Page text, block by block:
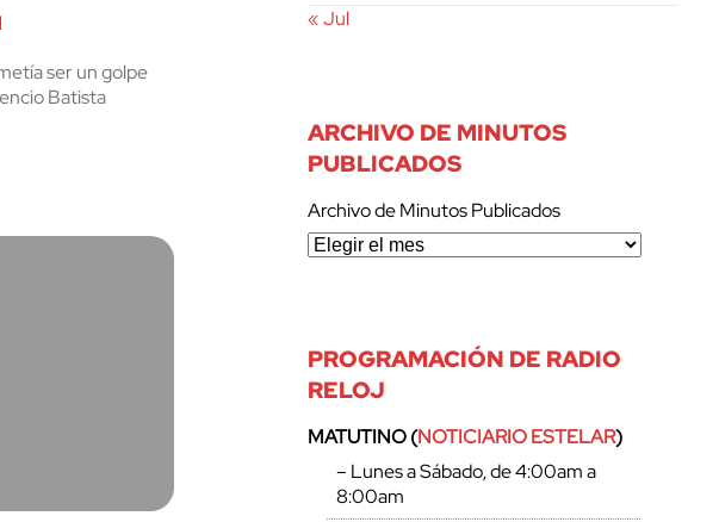
ser un golpe
Batista
« Jul
ARCHIVO DE MINUTOS
PUBLICADOS
Archivo de Minutos Publicados
PROGRAMACIÓN DE RADIO
RELOJ
MATUTINO (NOTICIARIO ESTELAR)
– Lunes a Sábado, de 4:00am a
8:00am